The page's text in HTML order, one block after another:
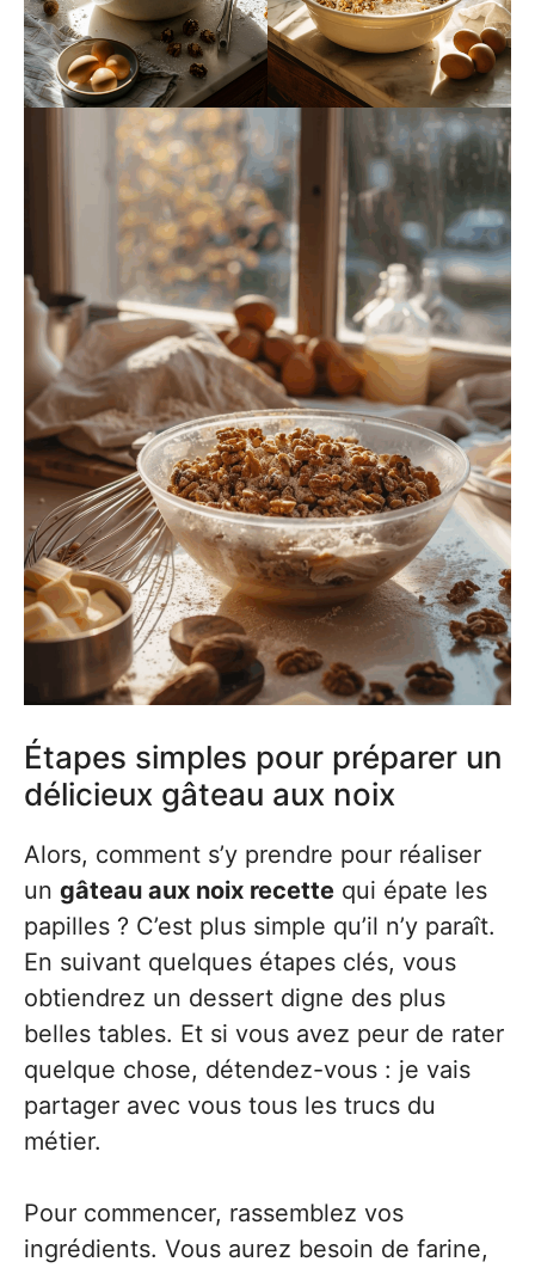
Étapes simples pour préparer un
délicieux gâteau aux noix
Alors, comment s’y prendre pour réaliser
un gâteau aux noix recette qui épate les
papilles ? C’est plus simple qu’il n’y paraît.
En suivant quelques étapes clés, vous
obtiendrez un dessert digne des plus
belles tables. Et si vous avez peur de rater
quelque chose, détendez-vous : je vais
partager avec vous tous les trucs du
métier.
Pour commencer, rassemblez vos
ingrédients. Vous aurez besoin de farine,